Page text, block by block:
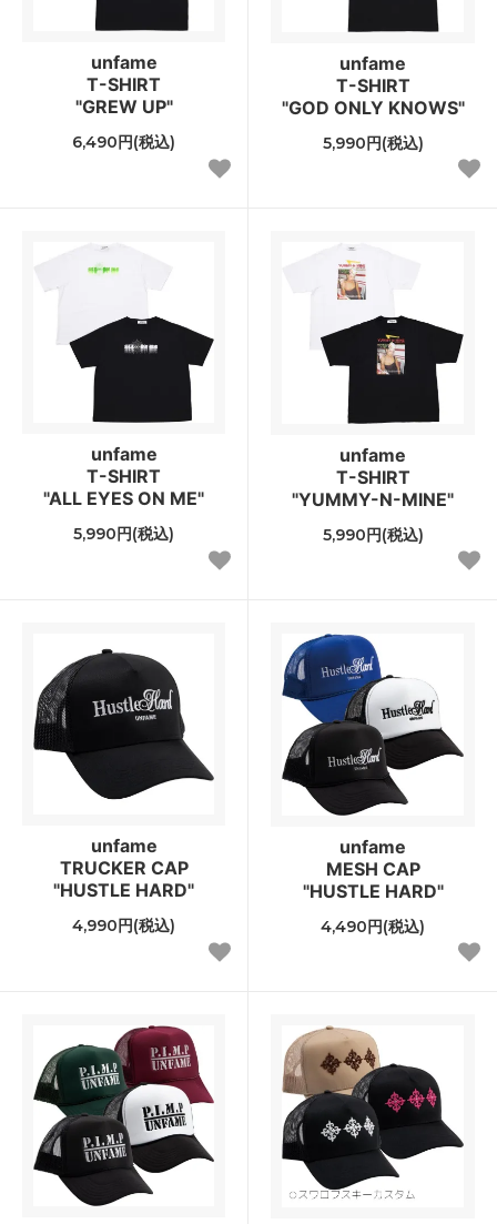
unfame
T-SHIRT
"GREW UP"
6,490円(税込)
unfame
T-SHIRT
"GOD ONLY KNOWS"
5,990円(税込)
unfame
T-SHIRT
"ALL EYES ON ME"
5,990円(税込)
unfame
T-SHIRT
"YUMMY-N-MINE"
5,990円(税込)
unfame
TRUCKER CAP
"HUSTLE HARD"
4,990円(税込)
unfame
MESH CAP
"HUSTLE HARD"
4,490円(税込)